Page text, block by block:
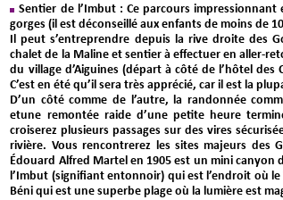
Sentier de l’Imbut: Ce parcours impressionnant
gorges (il est déconseillé aux enfants de moins de
Il peut s’entreprendre depuis la rive droite des
chalet de la Maline et sentier à effectuer en aller-
du village d’Aiguines (départ à côté de l’hôtel
C’est en été qu’il sera très apprécié, car il est la
D’un côté comme de l’autre, la randonnée
etune remontée raide d’une petite heure
croiserez plusieurs passages sur des vires
rivière. Vous rencontrerez les sites majeurs des
Édouard Alfred Martel en 1905 est un mini canyon
l’Imbut (signifiant entonnoir) qui est l’endroit où
Béni qui est une superbe plage où la lumière est